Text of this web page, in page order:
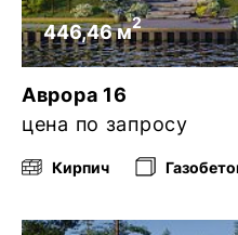
446,46 м2
Аврора 16
цена по запросу
Кирпич